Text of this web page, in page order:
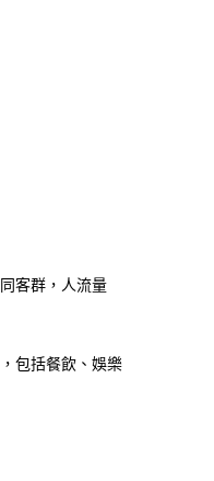
客群，人流量
包括餐飲、娛樂